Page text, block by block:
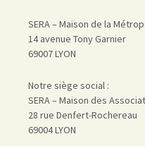
SERA – Maison de la
14 avenue Tony Garnier
69007 LYON
Notre siège social :
SERA – Maison des
28 rue Denfert-Rochereau
69004 LYON